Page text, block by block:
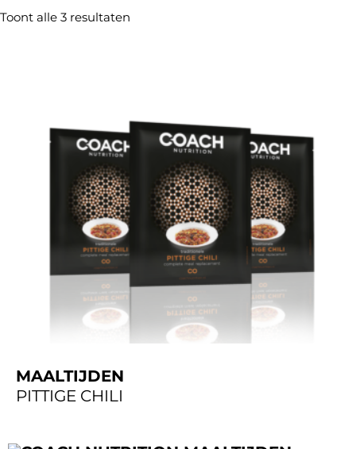
Toont alle 3 resultaten
MAALTIJDEN
PITTIGE CHILI